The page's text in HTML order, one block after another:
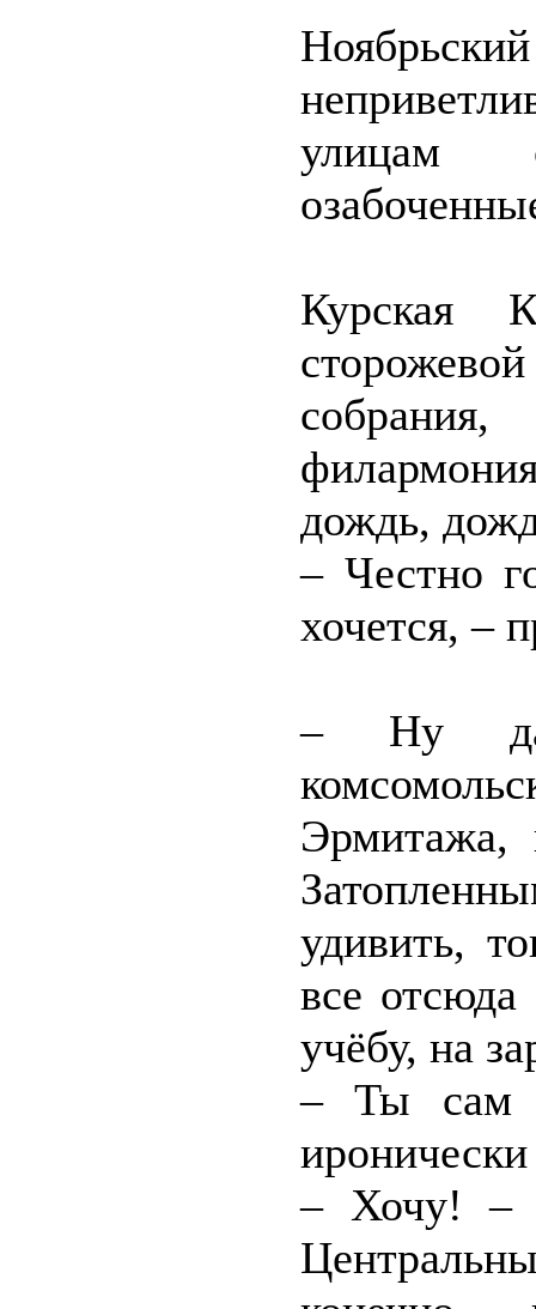
улицам
Курская
дождь,
– Честно
хочется, –
– Ну да,
Эрмитажа,
удивить,
все
учёбу, на
– Ты сам
– Хочу! –